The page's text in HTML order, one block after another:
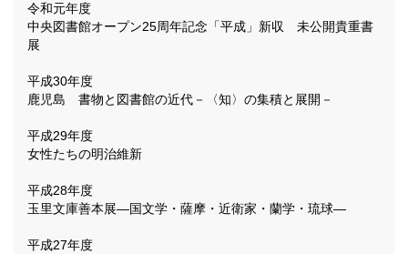
令和元年度
中央図書館オープン25周年記念「平成」新収 未公開貴重書
展
平成30年度
鹿児島 書物と図書館の近代－〈知〉の集積と展開－
平成29年度
女性たちの明治維新
平成28年度
玉里文庫善本展―国文学・薩摩・近衛家・蘭学・琉球―
平成27年度